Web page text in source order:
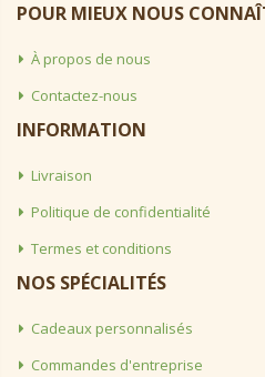
POUR MIEUX NOUS
À propos de nous
Contactez-nous
INFORMATION
Livraison
Politique de confidentialité
Termes et conditions
NOS SPÉCIALITÉS
Cadeaux personnalisés
Commandes d'entreprise